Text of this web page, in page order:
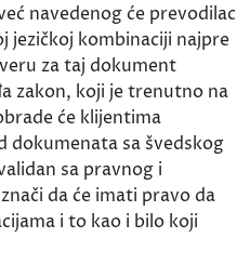
navedenog će prevodilac
jezičkoj kombinaciji najpre
za taj dokument
zakon, koji je trenutno na
će klijentima
dokumenata sa švedskog
sa pravnog i
da će imati pravo da
i to kao i bilo koji